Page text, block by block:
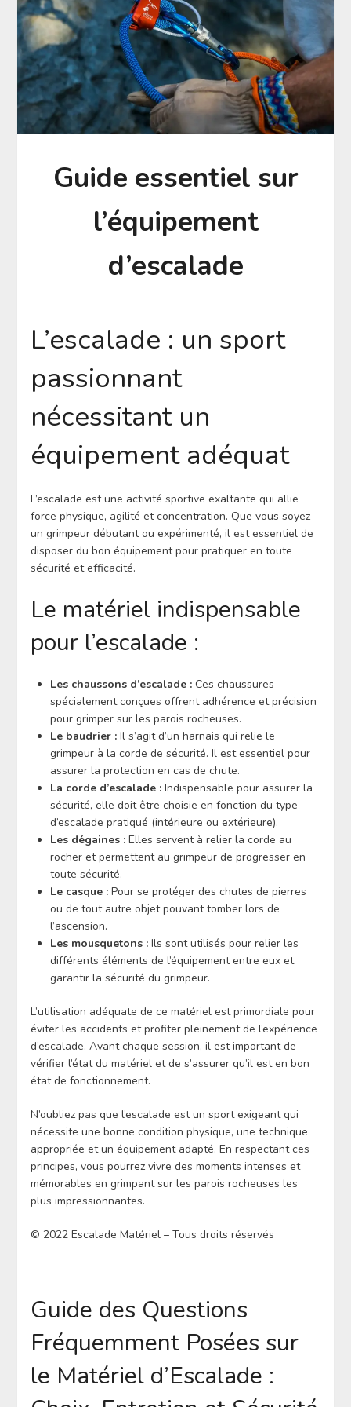
Guide essentiel sur
l’équipement
d’escalade
L’escalade : un sport
passionnant
nécessitant un
équipement adéquat
L’escalade est une activité sportive exaltante qui allie
force physique, agilité et concentration. Que vous soyez
un grimpeur débutant ou expérimenté, il est essentiel de
disposer du bon équipement pour pratiquer en toute
sécurité et efficacité.
Le matériel indispensable
pour l’escalade :
Les chaussons d’escalade :Ces chaussures
spécialement conçues offrent adhérence et précision
pour grimper sur les parois rocheuses.
Le baudrier :Il s’agit d’un harnais qui relie le
grimpeur à la corde de sécurité. Il est essentiel pour
assurer la protection en cas de chute.
La corde d’escalade :Indispensable pour assurer la
sécurité, elle doit être choisie en fonction du type
d’escalade pratiqué (intérieure ou extérieure).
Les dégaines :Elles servent à relier la corde au
rocher et permettent au grimpeur de progresser en
toute sécurité.
Le casque :Pour se protéger des chutes de pierres
ou de tout autre objet pouvant tomber lors de
l’ascension.
Les mousquetons :Ils sont utilisés pour relier les
différents éléments de l’équipement entre eux et
garantir la sécurité du grimpeur.
L’utilisation adéquate de ce matériel est primordiale pour
éviter les accidents et profiter pleinement de l’expérience
d’escalade. Avant chaque session, il est important de
vérifier l’état du matériel et de s’assurer qu’il est en bon
état de fonctionnement.
N’oubliez pas que l’escalade est un sport exigeant qui
nécessite une bonne condition physique, une technique
appropriée et un équipement adapté. En respectant ces
principes, vous pourrez vivre des moments intenses et
mémorables en grimpant sur les parois rocheuses les
plus impressionnantes.
© 2022 Escalade Matériel – Tous droits réservés
Guide des Questions
Fréquemment Posées sur
le Matériel d’Escalade :